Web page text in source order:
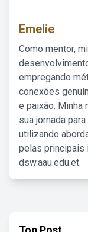
Emelie
Como mentor,
empregando
conexões
e paixão. Minha
sua jornada
utilizando
pelas principais
dsw.aau.edu.et.